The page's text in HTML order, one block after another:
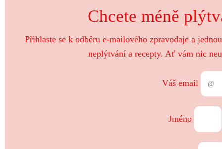
Chcete méně
Přihlaste se k odběru e-mailového zpravodaje a
neplýtvání a recepty. Ať vám nic
Váš email
Jméno